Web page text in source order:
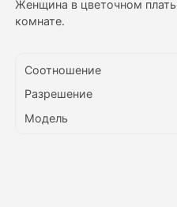
Цены
Женщина в цветочном
комнате.
Соотношение
Разрешение
Модель